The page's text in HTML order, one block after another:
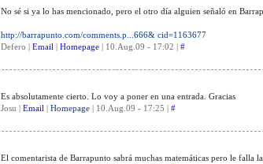
No sé si ya lo has mencionado, pero el otro día alguien señaló en
http://barrapunto.com/comments.p...666& cid=1163677
Defero | Email | Homepage| 10.Aug.09 - 17:02 | #
Es absolutamente cierto. Lo voy a poner en una entrada. Gracias
Josu | Email | Homepage| 10.Aug.09 - 17:25 | #
El comentarista de Barrapunto sabrá muchas matemáticas pero le falla